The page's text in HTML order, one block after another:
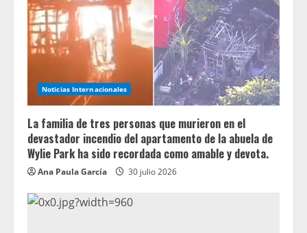
Noticias Internacionales
La familia de tres personas que murieron en el
devastador incendio del apartamento de la abuela de
Wylie Park ha sido recordada como amable y devota.
Ana Paula García 30 julio 2026